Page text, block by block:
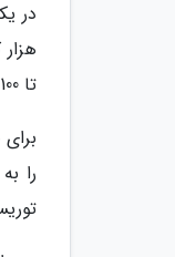
تا 100 کیلومتر را در 4.8 ثانیه طی کند.
را
توریسمو برای 30 روز،